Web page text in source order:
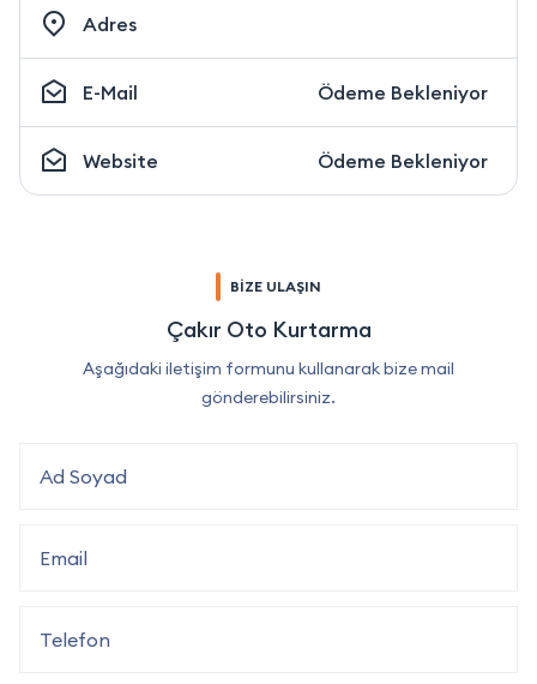
Adres
E-Mail Ödeme Bekleniyor
Website Ödeme Bekleniyor
BİZE ULAŞIN
Çakır Oto Kurtarma
Aşağıdaki iletişim formunu kullanarak bize mail
gönderebilirsiniz.